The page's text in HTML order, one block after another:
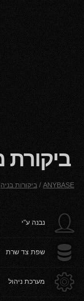
ANYBASE
/ ביקורות בניה
g נבנה ע"י
b שפת צד שרת
a מערכת ניהול